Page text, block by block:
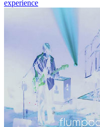
experience